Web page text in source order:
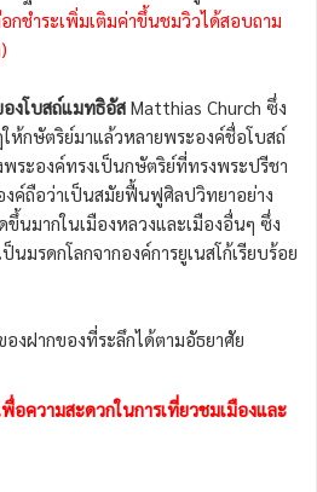
กชำระเพิ่มเติมค่าขึ้นชมวิวได้สอบถาม
งโบสถ์แมทธิอัส Matthias Church ซึ่ง
ห้กษัตริย์มาแล้วหลายพระองค์ชื่อโบสถ์
ระองค์ทรงเป็นกษัตริย์ที่ทรงพระปรีชา
งค์ถือว่าเป็นสมัยฟื้นฟูศิลปวิทยาอย่าง
ขึ้นมากในเมืองหลวงและเมืองอื่นๆ ซึ่ง
มรดกโลกจากองค์การยูเนสโก้เรียบร้อย
งฝากของที่ระลึกได้ตามอัธยาศัย
อความสะดวกในการเที่ยวชมเมืองและ